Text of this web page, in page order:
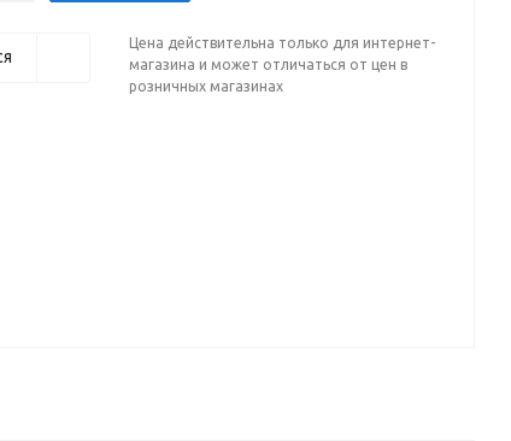
Цена действительна только для интернет-
магазина и может отличаться от цен в
розничных магазинах